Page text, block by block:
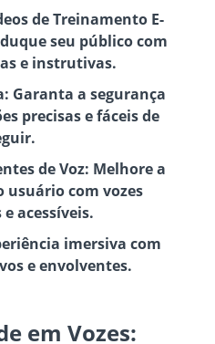
de Treinamento E-
seu público com
e instrutivas.
Garanta a segurança
precisas e fáceis de
de Voz: Melhore a
com vozes
acessíveis.
imersiva com
e envolventes.
em Vozes: